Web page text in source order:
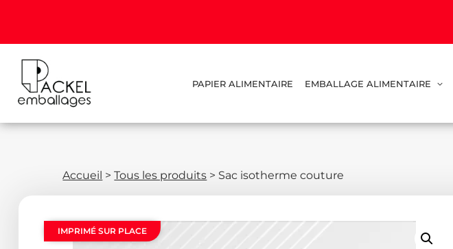
PAPIER ALIMENTAIRE EMBALLAGE ALIMENTAIRE
Accueil >Tous les produits > Sac isotherme couture
IMPRIMÉ SUR PLACE